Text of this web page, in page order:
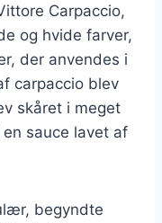
Carpaccio,
og hvide farver,
der anvendes i
carpaccio blev
skåret i meget
sauce lavet af
begyndte